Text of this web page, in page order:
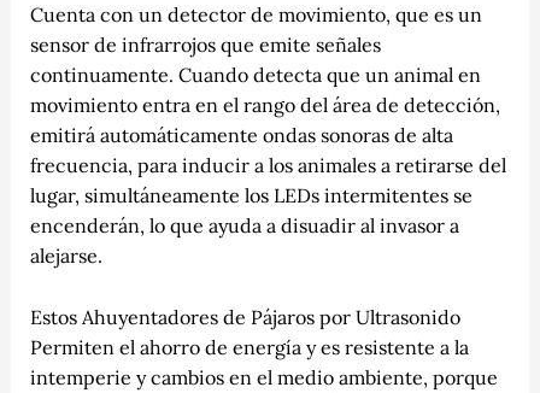
Cuenta con un detector de movimiento, que es un
sensor de infrarrojos que emite señales
continuamente. Cuando detecta que un animal en
movimiento entra en el rango del área de detección,
emitirá automáticamente ondas sonoras de alta
frecuencia, para inducir a los animales a retirarse del
lugar, simultáneamente los LEDs intermitentes se
encenderán, lo que ayuda a disuadir al invasor a
alejarse.
Estos Ahuyentadores de Pájaros por Ultrasonido
Permiten el ahorro de energía y es resistente a la
intemperie y cambios en el medio ambiente, porque